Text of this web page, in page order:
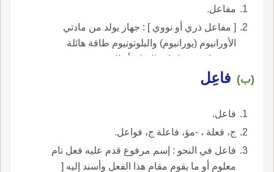
مفاعل.
[ مفاعل ذري أو نووي ] : جهاز يولد من مادتي
الأورانيوم (يورانيوم) والبلوتونيوم طاقة هائلة
تستعمل في حاجات السلم أو الحرب.
(ب) فاعِل
فاعل.
ج، فعلة ، -مؤ، فاعلة ج، فواعل.
فاعل في النحو : إسم مرفوع قدم عليه فعل تام
معلوم أو ما يقوم مقام هذا الفعل وأسند إليه [